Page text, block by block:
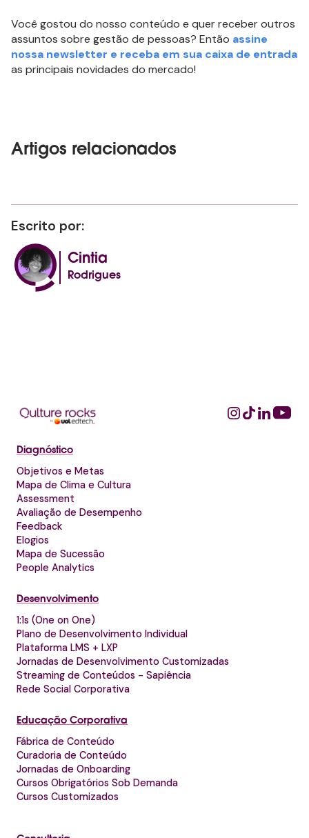
Você gostou do nosso conteúdo e quer receber outros
assuntos sobre gestão de pessoas? Então assine
nossa newsletter e receba em sua caixa de entrada
as principais novidades do mercado!
Artigos relacionados
Escrito por:
Cintia
Rodrigues
Diagnóstico
Objetivos e Metas
Mapa de Clima e Cultura
Assessment
Avaliação de Desempenho
Feedback
Elogios
Mapa de Sucessão
People Analytics
Desenvolvimento
1:1s (One on One)
Plano de Desenvolvimento Individual
Plataforma LMS + LXP
Jornadas de Desenvolvimento Customizadas
Streaming de Conteúdos - Sapiência
Rede Social Corporativa
Educação Corporativa
Fábrica de Conteúdo
Curadoria de Conteúdo
Jornadas de Onboarding
Cursos Obrigatórios Sob Demanda
Cursos Customizados